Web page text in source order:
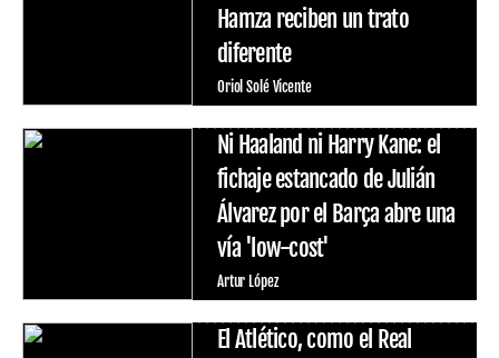
Hamza reciben un trato
diferente
Oriol Solé Vicente
Ni Haaland ni Harry Kane: el
fichaje estancado de Julián
Álvarez por el Barça abre una
vía 'low-cost'
Artur López
El Atlético, como el Real